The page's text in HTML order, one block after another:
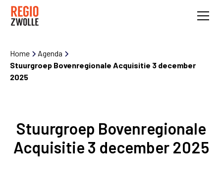
Home
Agenda
Stuurgroep Bovenregionale Acquisitie 3 december
2025
Stuurgroep Bovenregionale
Acquisitie 3 december 2025